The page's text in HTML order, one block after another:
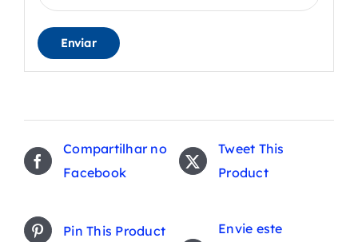
Compartilhar no
Facebook
Tweet This
Product
Pin This Product Envie este